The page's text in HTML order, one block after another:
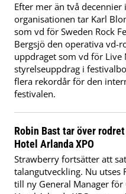
Efter mer än två decennier i
organisationen tar Karl
som vd för Sweden Rock
Bergsjö den operativa vd-
uppdraget som vd för Live
styrelseuppdrag i
flera rekordår för den
festivalen.
Robin Bast tar över
Hotel Arlanda XPO
Strawberry fortsätter att
talangutveckling. Nu utses
till ny General Manager